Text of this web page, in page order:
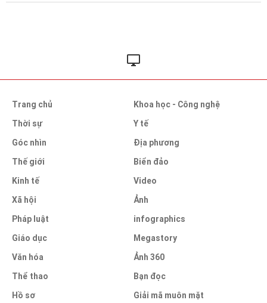
Trang chủ
Thời sự
Góc nhìn
Thế giới
Kinh tế
Xã hội
Pháp luật
Giáo dục
Văn hóa
Thể thao
Hồ sơ
Khoa học - Công nghệ
Y tế
Địa phương
Biển đảo
Video
Ảnh
infographics
Megastory
Ảnh 360
Bạn đọc
Giải mã muôn mặt